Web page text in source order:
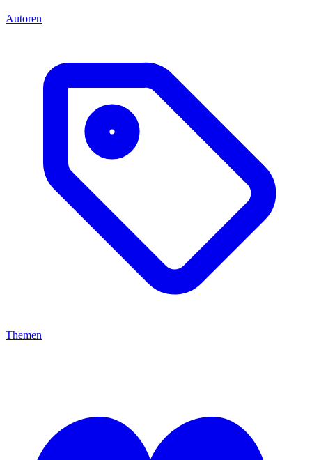
Autoren
Themen